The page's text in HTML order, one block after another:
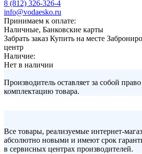
8 (812) 326-326-4
info@vodaesko.ru
Принимаем к оплате:
Наличные, Банковские карты
Забрать заказ Купить на месте
центр
Наличие:
Нет в наличии
Производитель оставляет за собой
комплектацию товара.
Все товары, реализуемые интернет-
абсолютно новыми и имеют срок
в сервисных центрах производителей.